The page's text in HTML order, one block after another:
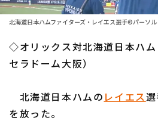
ファーム東地区
ファーム西地区
選手名鑑トップ
北海道日本ハムファイタ
東北楽天ゴールデンイーグ
埼玉西武ライオンズ
ニュース
設定
北海道日本ハムファイターズ・レイエス選手©パーソ
◇オリックス対北海道日本ハ
セラドーム大阪）
北海道日本ハムの レイエス
を放った。